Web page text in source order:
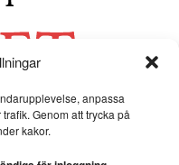
anpassa
Genom att trycka på
kakor.